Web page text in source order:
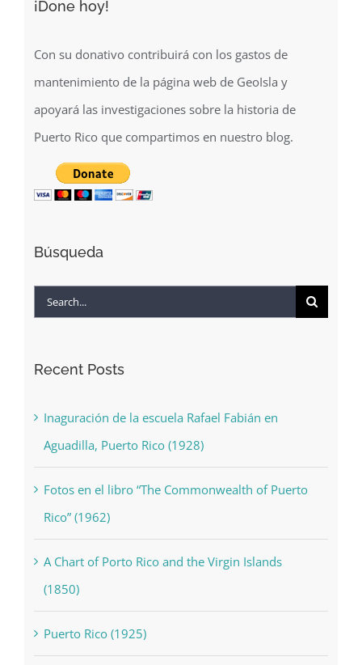
¡Done hoy!
Con su donativo contribuirá con los gastos de
mantenimiento de la página web de GeoIsla y
apoyará las investigaciones sobre la historia de
Puerto Rico que compartimos en nuestro blog.
Búsqueda
Inaguración de la escuela Rafael Fabián en
Aguadilla, Puerto Rico (1928)
A Chart of Porto Rico and the Virgin Islands